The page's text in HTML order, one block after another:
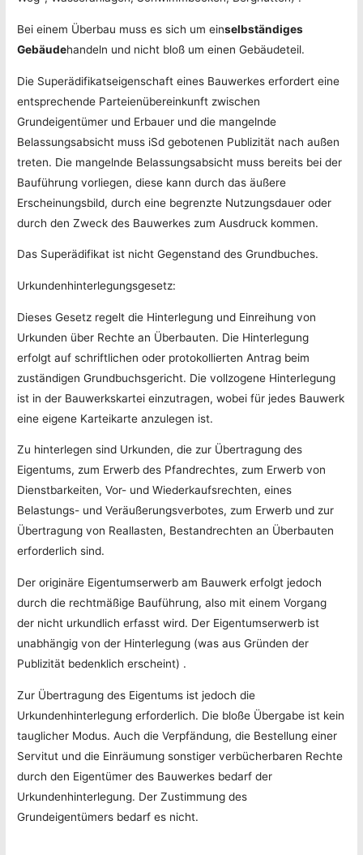
Bei einem Überbau muss es sich um einselbständiges
Gebäudehandeln und nicht bloß um einen Gebäudeteil.
Die Superädifikatseigenschaft eines Bauwerkes erfordert eine
entsprechende Parteienübereinkunft zwischen
Grundeigentümer und Erbauer und die mangelnde
Belassungsabsicht muss iSd gebotenen Publizität nach außen
treten. Die mangelnde Belassungsabsicht muss bereits bei der
Bauführung vorliegen, diese kann durch das äußere
Erscheinungsbild, durch eine begrenzte Nutzungsdauer oder
durch den Zweck des Bauwerkes zum Ausdruck kommen.
Das Superädifikat ist nicht Gegenstand des Grundbuches.
Urkundenhinterlegungsgesetz:
Dieses Gesetz regelt die Hinterlegung und Einreihung von
Urkunden über Rechte an Überbauten. Die Hinterlegung
erfolgt auf schriftlichen oder protokollierten Antrag beim
zuständigen Grundbuchsgericht. Die vollzogene Hinterlegung
ist in der Bauwerkskartei einzutragen, wobei für jedes Bauwerk
eine eigene Karteikarte anzulegen ist.
Zu hinterlegen sind Urkunden, die zur Übertragung des
Eigentums, zum Erwerb des Pfandrechtes, zum Erwerb von
Dienstbarkeiten, Vor- und Wiederkaufsrechten, eines
Belastungs- und Veräußerungsverbotes, zum Erwerb und zur
Übertragung von Reallasten, Bestandrechten an Überbauten
erforderlich sind.
Der originäre Eigentumserwerb am Bauwerk erfolgt jedoch
durch die rechtmäßige Bauführung, also mit einem Vorgang
der nicht urkundlich erfasst wird. Der Eigentumserwerb ist
unabhängig von der Hinterlegung (was aus Gründen der
Publizität bedenklich erscheint) .
Zur Übertragung des Eigentums ist jedoch die
Urkundenhinterlegung erforderlich. Die bloße Übergabe ist kein
tauglicher Modus. Auch die Verpfändung, die Bestellung einer
Servitut und die Einräumung sonstiger verbücherbaren Rechte
durch den Eigentümer des Bauwerkes bedarf der
Urkundenhinterlegung. Der Zustimmung des
Grundeigentümers bedarf es nicht.